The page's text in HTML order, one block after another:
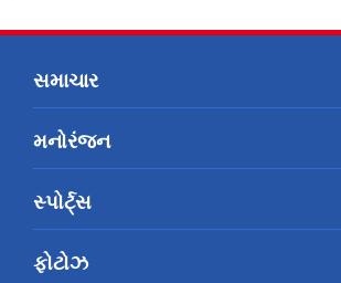
સમાચાર
મનોરંજન
સ્પોર્ટ્સ
ફોટોઝ